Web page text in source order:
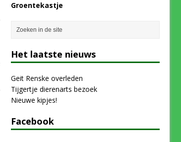
Groentekastje
Het laatste nieuws
Geit Renske overleden
Tijgertje dierenarts bezoek
Nieuwe kipjes!
Facebook